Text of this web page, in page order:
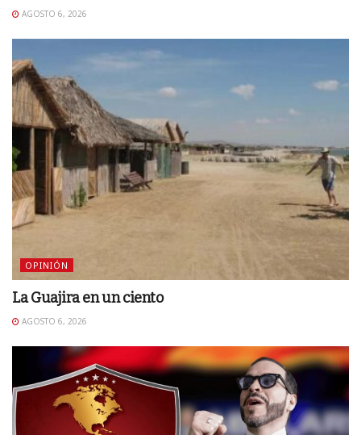
AGOSTO 6, 2026
OPINIÓN
La Guajira en un ciento
AGOSTO 6, 2026